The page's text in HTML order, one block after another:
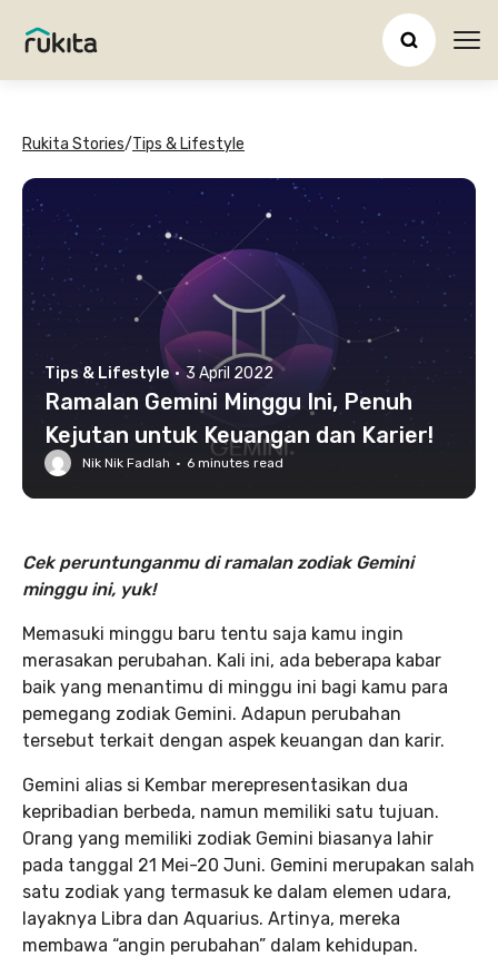
Rukita Stories/Tips & Lifestyle
Tips & Lifestyle · 3 April 2022
Ramalan Gemini Minggu Ini, Penuh
Kejutan untuk Keuangan dan Karier!
Nik Nik Fadlah · 6 minutes read
Cek peruntunganmu di ramalan zodiak Gemini
minggu ini, yuk!
Memasuki minggu baru tentu saja kamu ingin
merasakan perubahan. Kali ini, ada beberapa kabar
baik yang menantimu di minggu ini bagi kamu para
pemegang zodiak Gemini. Adapun perubahan
tersebut terkait dengan aspek keuangan dan karir.
Gemini alias si Kembar merepresentasikan dua
kepribadian berbeda, namun memiliki satu tujuan.
Orang yang memiliki zodiak Gemini biasanya lahir
pada tanggal 21 Mei-20 Juni. Gemini merupakan salah
satu zodiak yang termasuk ke dalam elemen udara,
layaknya Libra dan Aquarius. Artinya, mereka
membawa “angin perubahan” dalam kehidupan.